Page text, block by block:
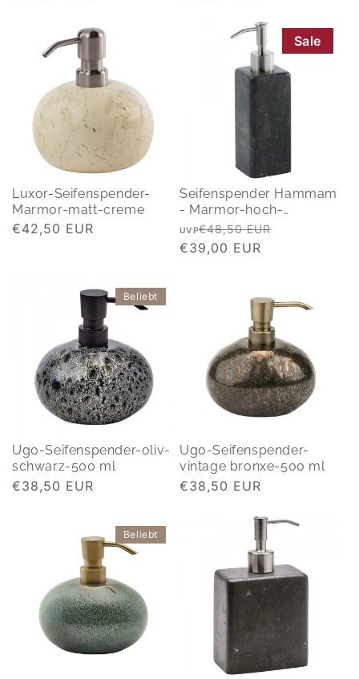
Luxor-Seifenspender-
Marmor-matt-creme
Normaler
€42,50 EUR
Seifenspender Hammam
- Marmor-hoch-
anthrazit-200 ml
Normaler
Preis
UVP€48,50 EUR
€39,00 EUR
Sale
Ugo-Seifenspender-oliv-
schwarz-500 ml
Normaler
€38,50 EUR
Beliebt
Ugo-Seifenspender-
vintage bronxe-500 ml
Normaler
€38,50 EUR
Beliebt